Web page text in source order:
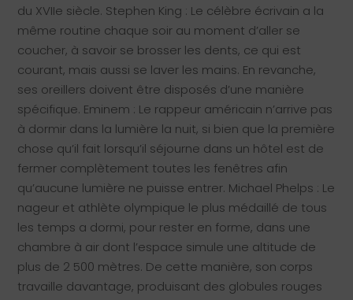
du XVIIe siècle. Stephen King : Le célèbre écrivain a la
même routine chaque soir au moment d’aller se
coucher, à savoir se brosser les dents, ce qui est
courant, mais aussi se laver les mains. En revanche,
ses oreillers doivent être disposés d’une manière
spécifique. Eminem : Le rappeur américain n’arrive pas
à dormir dans la lumière la nuit, si bien que la première
chose qu’il fait lorsqu’il séjourne dans un hôtel est de
fermer complètement toutes les fenêtres afin
qu’aucune lumière ne puisse entrer. Michael Phelps : Le
nageur et athlète olympique le plus médaillé de tous
les temps a dormi, pour rester en forme, dans une
chambre à air dont l’espace simule une altitude de
plus de 2 500 mètres. De cette manière, son corps
travaille davantage, produisant des globules rouges